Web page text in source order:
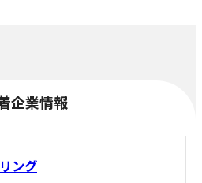
企業情報
ング